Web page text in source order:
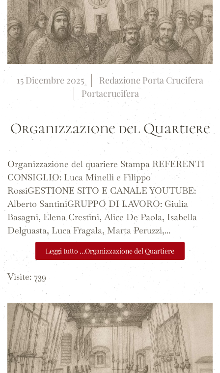
15 Dicembre 2025
Redazione Porta Crucifera
Portacrucifera
Organizzazione del Quartiere
Organizzazione del quariere Stampa REFERENTI
CONSIGLIO: Luca Minelli e Filippo
RossiGESTIONE SITO E CANALE YOUTUBE:
Alberto SantiniGRUPPO DI LAVORO: Giulia
Basagni, Elena Crestini, Alice De Paola, Isabella
Delguasta, Luca Fragala, Marta Peruzzi,...
Leggi tutto …Organizzazione del Quartiere
Visite: 739